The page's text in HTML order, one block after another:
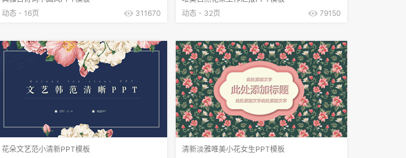
动态 - 16页
311670
动态 - 32页
79150
花朵文艺范小清新PPT模板
清新淡雅唯美小花女生PPT模板